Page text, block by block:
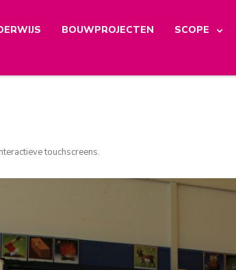
BOUWPROJECTEN SCOPE
touchscreens.